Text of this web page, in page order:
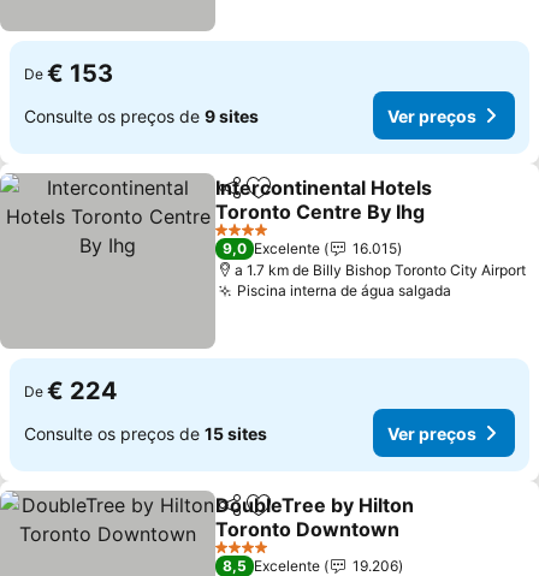
De € 153
Consulte os preços de 9 sites Ver preços
PartilharAdicionar aos favoritos
Intercontinental Hotels
Toronto Centre By Ihg
Ver preços
4 Estrelas
9,0 Excelente
16.015
a 1.7 km de Billy Bishop Toronto City Airport
Piscina interna de água salgada
De € 224
Consulte os preços de 15 sites Ver preços
PartilharAdicionar aos favoritos
DoubleTree by Hilton
Toronto Downtown
Ver preços
4 Estrelas
8,5 Excelente
19.206